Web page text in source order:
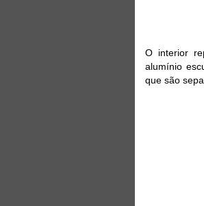
O interior
alumínio
que são